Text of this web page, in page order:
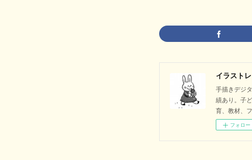
イラスト
手描きデジ
績あり。子
育、教材、
フォロー